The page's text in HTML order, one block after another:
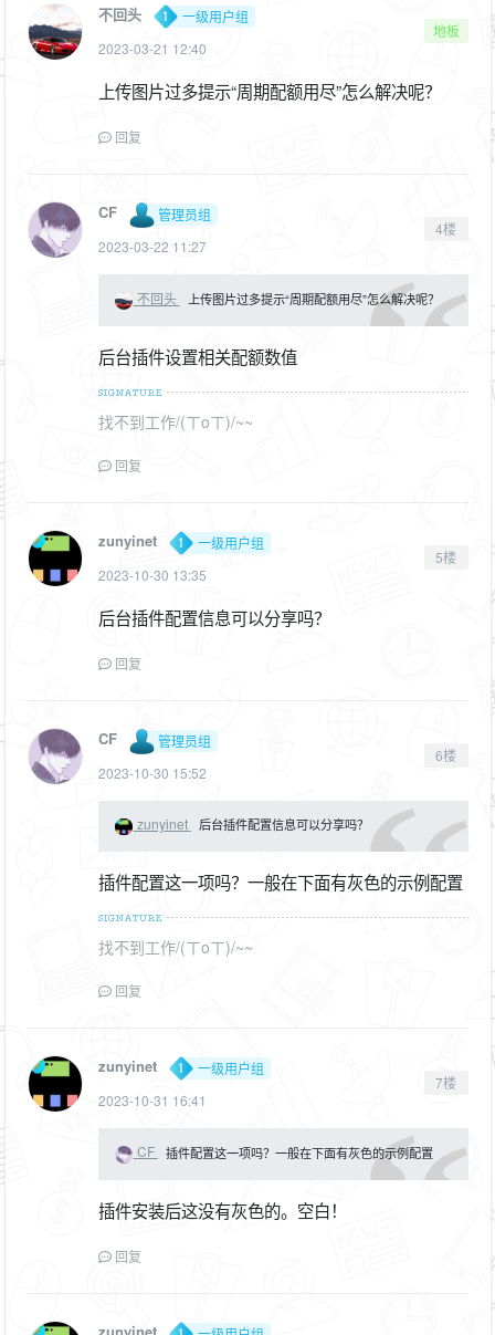
不回头
一级用户组
2023-03-21 12:40
地板
上传图片过多提示“周期配额用尽”怎么解决呢？
回复
CF
管理员组
2023-03-22 11:27
4楼
不回头 上传图片过多提示“周期配额用尽”怎么解决呢？
后台插件设置相关配额数值
找不到工作/(ㄒoㄒ)/~~
回复
zunyinet
一级用户组
2023-10-30 13:35
5楼
后台插件配置信息可以分享吗？
回复
CF
管理员组
2023-10-30 15:52
6楼
zunyinet 后台插件配置信息可以分享吗？
插件配置这一项吗？一般在下面有灰色的示例配置
找不到工作/(ㄒoㄒ)/~~
回复
zunyinet
一级用户组
2023-10-31 16:41
7楼
CF 插件配置这一项吗？一般在下面有灰色的示例配置
插件安装后这没有灰色的。空白！
回复